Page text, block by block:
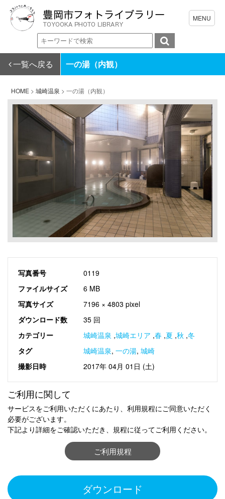
一覧へ戻る 一の湯（内観）
HOME > 城崎温泉 > 一の湯（内観）
写真番号
0119
ファイルサイズ
6 MB
写真サイズ
7196 × 4803 pixel
ダウンロード数
35 回
カテゴリー
城崎温泉 ,城崎エリア ,春 ,夏 ,秋 ,冬
タグ
城崎温泉, 一の湯, 城崎
撮影日時
2017年 04月 01日 (土)
ご利用に関して
サービスをご利用いただくにあたり、利用規程にご同意いただく
必要がございます。
下記より詳細をご確認いただき、規程に従ってご利用ください。
ご利用規程
ダウンロード